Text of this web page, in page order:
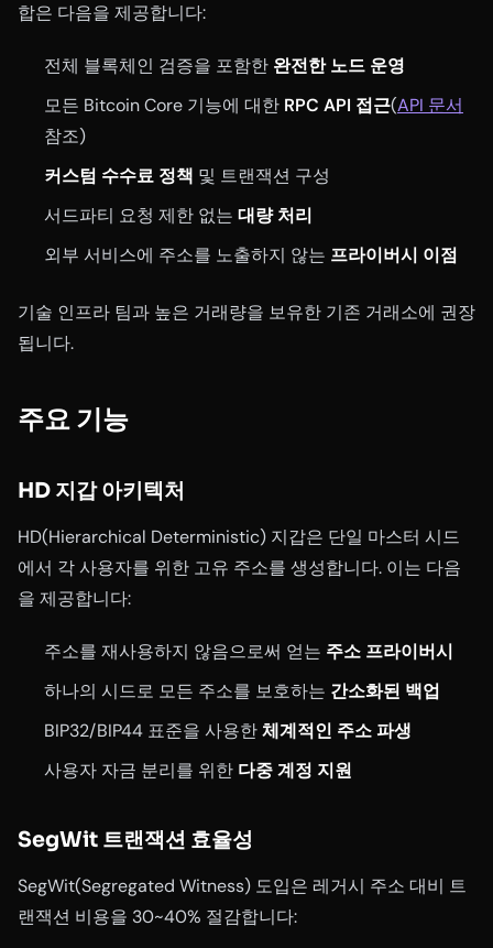
합은 다음을 제공합니다:
전체 블록체인 검증을 포함한 완전한 노드 운영
모든 Bitcoin Core 기능에 대한 RPC API 접근(API 문서
참조)
커스텀 수수료 정책 및 트랜잭션 구성
서드파티 요청 제한 없는 대량 처리
외부 서비스에 주소를 노출하지 않는 프라이버시 이점
기술 인프라 팀과 높은 거래량을 보유한 기존 거래소에 권장
됩니다.
주요 기능
HD 지갑 아키텍처
HD(Hierarchical Deterministic) 지갑은 단일 마스터 시드
에서 각 사용자를 위한 고유 주소를 생성합니다. 이는 다음
을 제공합니다:
주소를 재사용하지 않음으로써 얻는 주소 프라이버시
하나의 시드로 모든 주소를 보호하는 간소화된 백업
BIP32/BIP44 표준을 사용한체계적인 주소 파생
사용자 자금 분리를 위한 다중 계정 지원
SegWit 트랜잭션 효율성
SegWit(Segregated Witness) 도입은 레거시 주소 대비 트
랜잭션 비용을 30~40% 절감합니다: